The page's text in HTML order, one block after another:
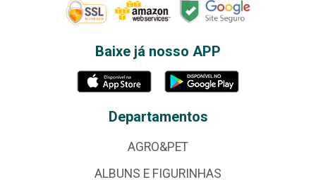
Baixe já nosso APP
Departamentos
AGRO&PET
ALBUNS E FIGURINHAS